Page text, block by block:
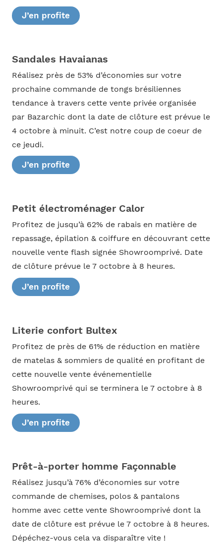
J’en profite
Sandales Havaianas
Réalisez près de 53% d’économies sur votre
prochaine commande de tongs brésiliennes
tendance à travers cette vente privée organisée
par Bazarchic dont la date de clôture est prévue le
4 octobre à minuit. C’est notre coup de coeur de
ce jeudi.
J’en profite
Petit électroménager Calor
Profitez de jusqu’à 62% de rabais en matière de
repassage, épilation & coiffure en découvrant cette
nouvelle vente flash signée Showroomprivé. Date
de clôture prévue le 7 octobre à 8 heures.
J’en profite
Literie confort Bultex
Profitez de près de 61% de réduction en matière
de matelas & sommiers de qualité en profitant de
cette nouvelle vente événementielle
Showroomprivé qui se terminera le 7 octobre à 8
heures.
J’en profite
Prêt-à-porter homme Façonnable
Réalisez jusqu’à 76% d’économies sur votre
commande de chemises, polos & pantalons
homme avec cette vente Showroomprivé dont la
date de clôture est prévue le 7 octobre à 8 heures.
Dépéchez-vous cela va disparaître vite !